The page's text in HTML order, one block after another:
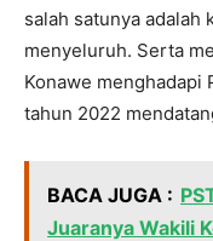
salah satunya adalah
menyeluruh. Serta
Konawe menghadapi
tahun 2022
BACA JUGA :
Juaranya Wakili